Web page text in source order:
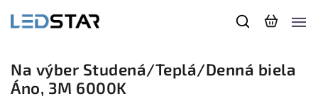
Na výber Studená/Teplá/Denná biela
Áno, 3M 6000K